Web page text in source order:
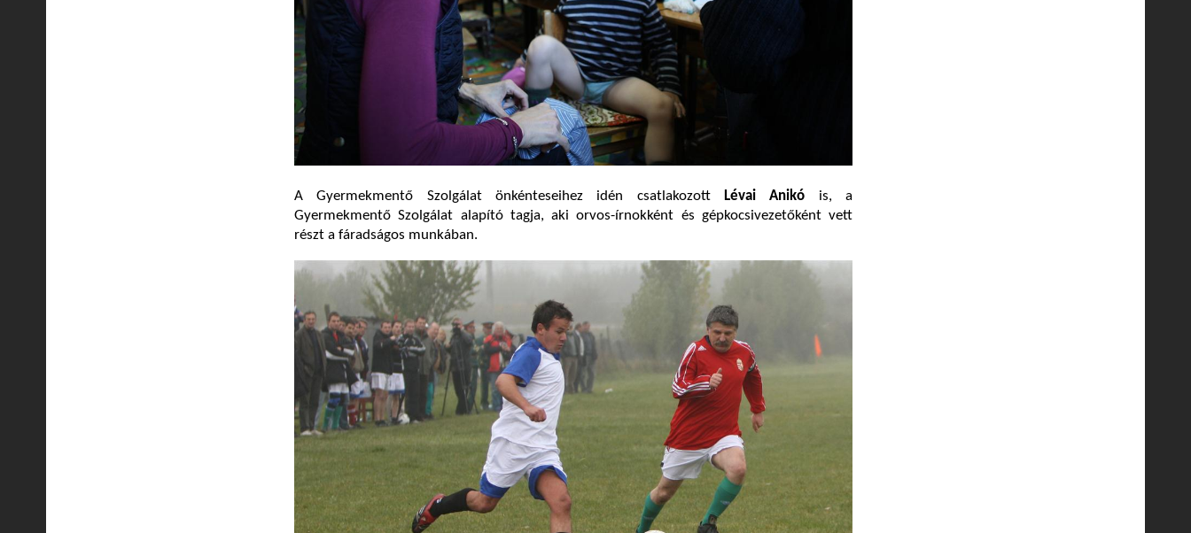
A Gyermekmentő Szolgálat önkénteseihez idén csatlakozott Lévai Anikó is, a
Gyermekmentő Szolgálat alapító tagja, aki orvos-írnokként és gépkocsivezetőként vett
részt a fáradságos munkában.